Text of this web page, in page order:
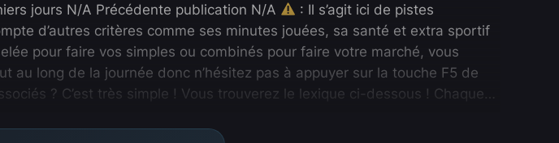
jours N/A Précédente publication N/A
: Il s’agit ici de pistes
d’autres critères comme ses minutes jouées, sa santé et extra sportif
pour faire vos simples ou combinés pour faire votre marché, vous
au long de la journée donc n’hésitez pas à appuyer sur la touche F5 de
? C’est très simple ! Vous trouverez le lexique ci-dessous ! Chaque…